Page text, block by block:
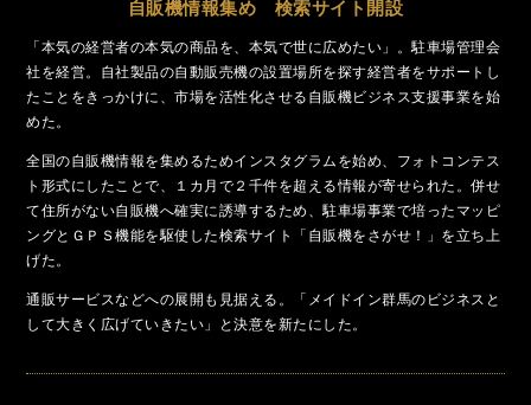
自販機情報集め 検索サイト開設
「本気の経営者の本気の商品を、本気で世に広めたい」。駐車場管理会
社を経営。自社製品の自動販売機の設置場所を探す経営者をサポートし
たことをきっかけに、市場を活性化させる自販機ビジネス支援事業を始
めた。
全国の自販機情報を集めるためインスタグラムを始め、フォトコンテス
ト形式にしたことで、１カ月で２千件を超える情報が寄せられた。併せ
て住所がない自販機へ確実に誘導するため、駐車場事業で培ったマッピ
ングとＧＰＳ機能を駆使した検索サイト「自販機をさがせ！」を立ち上
げた。
通販サービスなどへの展開も見据える。「メイドイン群馬のビジネスと
して大きく広げていきたい」と決意を新たにした。